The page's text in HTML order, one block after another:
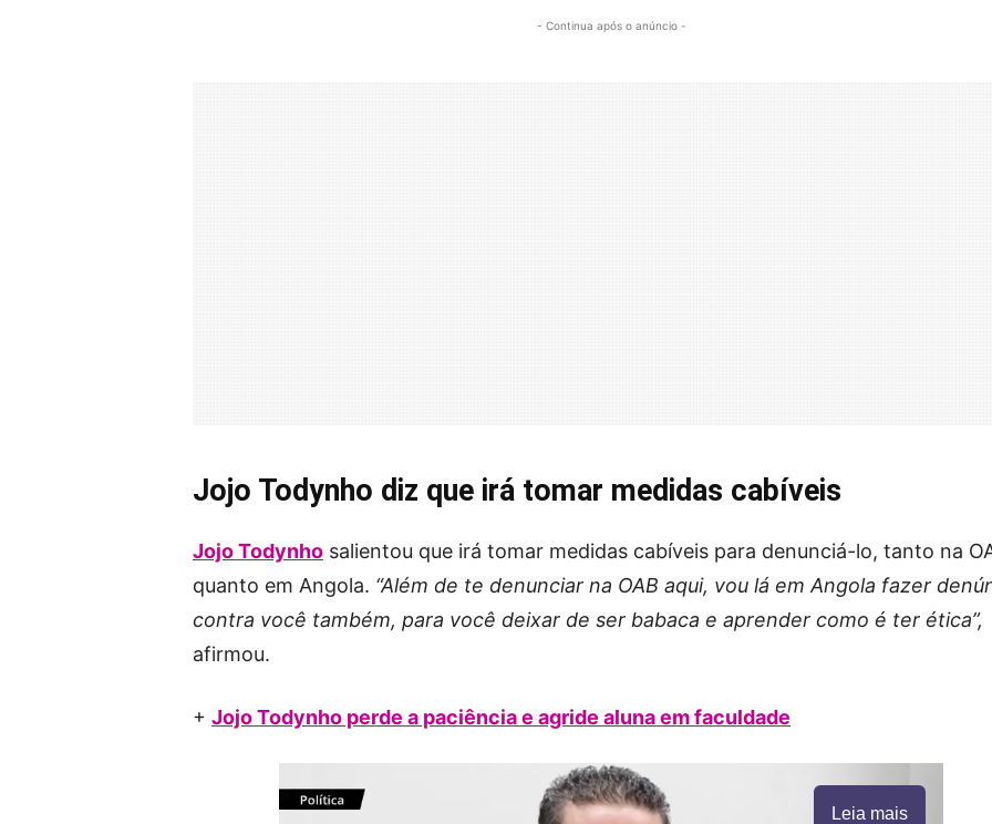
- Continua após o anúncio -
Jojo Todynho diz que irá tomar medidas cabíveis
Jojo Todynho salientou que irá tomar medidas cabíveis para denunciá-lo, tanto na
quanto em Angola. “Além de te denunciar na OAB aqui, vou lá em Angola fazer
contra você também, para você deixar de ser babaca e aprender como é ter ética”,
afirmou.
+ Jojo Todynho perde a paciência e agride aluna em faculdade
Leia mais